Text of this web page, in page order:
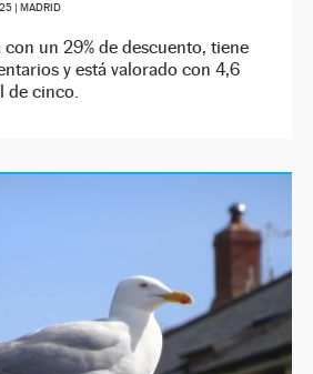
| MADRID
un 29% de descuento, tiene
y está valorado con 4,6
de cinco.